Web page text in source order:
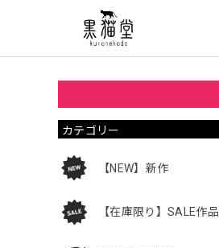
カテゴリー
【NEW】新作
【在庫限り】SALE作品